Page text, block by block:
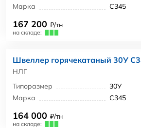
Марка
С345
167 200 ₽/тн
на складе:
Швеллер горячекатаный 30У
НЛГ
Типоразмер
30У
Марка
С345
164 000 ₽/тн
на складе: